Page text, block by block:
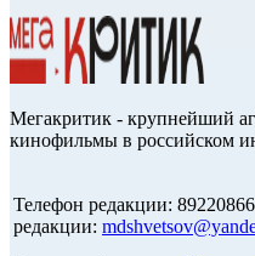
Мегакритик - крупнейший
кинофильмы в российском
Телефон редакции:
редакции: